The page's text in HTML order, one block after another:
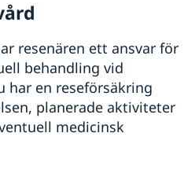
resenären ett ansvar för
behandling vid
har en reseförsäkring
planerade aktiviteter
medicinsk